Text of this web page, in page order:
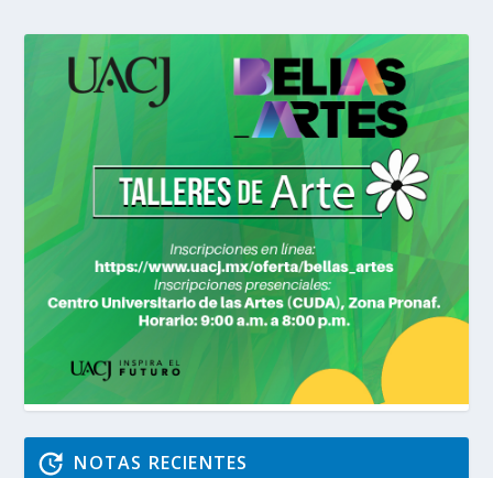
NOTAS RECIENTES